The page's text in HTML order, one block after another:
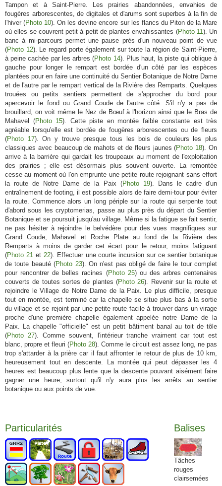
Tampon et à Saint-Pierre. Les prairies abandonnées, envahies de
fougères arborescentes, de digitales et d'arums sont superbes à la fin de
l'hiver (Photo 10). On les devine encore sur les flancs du Piton de la Mare
où elles se couvrent petit à petit de plantes envahissantes (Photo 11). Un
banc à mi-parcours permet une pause près d'un nouveau point de vue
(Photo 12). Le regard porte également sur toute la région de Saint-Pierre,
à peine cachée par les arbres (Photo 14). Plus haut, la piste qui oblique à
gauche pour longer le rempart est bordée d'un côté par les espèces
plantées pour en faire une continuité du Sentier Botanique de Notre Dame
et de l'autre par le rempart vertical de la Rivière des Remparts. Quelques
trouées ou petits sentiers permettent de s'approcher du bord pour
apercevoir le fond ou Grand Coude de l'autre côté. S'il n'y a pas de
brouillard, on voit même le Nez de Bœuf à l'horizon ainsi que le Bras de
Mahavel (Photo 15). Cette piste en montée faible constante est très
agréable lorsqu'elle est bordée de fougères arborescentes ou de fleurs
(Photo 17). On y trouve presque tous les bois de couleurs les plus
classiques avec beaucoup de mahots et de fleurs jaunes (Photo 18). On
arrive à la barrière qui gardait les troupeaux au moment de l'exploitation
des prairies ; elle est désormais plus souvent ouverte. La remontée
cesse au moment où l'on emprunte une petite route rejoignant sans effort
la route de Notre Dame de la Paix (Photo 19). Dans le cadre d'un
entraînement de footing, il est possible alors de faire demi-tour pour éviter
la route. Commence alors un long périple sur la route qui serpente tout
d'abord sous les cryptomerias, passe au plus près du départ du Sentier
Botanique et se poursuit jusqu'au village. Même si la fatigue se fait sentir,
ne pas hésiter à rejoindre le belvédère pour des vues magnifiques sur
Grand Coude, Mahavel et Roche Plate au fond de la Rivière des
Remparts à moins de garder cet écart pour le retour, moins fatiguant
(Photo 21 et 22). Effectuer une courte incursion sur ce sentier botanique
de toute beauté (Photo 23). On n'est pas obligé de faire le tour complet
pour rencontrer de belles racines (Photo 25) ou des arbres centenaires
couverts de toutes sortes de plantes (Photo 26). Revenir sur la route et
rejoindre le Village de Notre Dame de la Paix. Le plus difficile, presque
tout en montée, est terminé car la chapelle se situe plus bas à la sortie
du village et se rejoint par une petite route facile à trouver dans un virage
proche d'une première chapelle également appelée notre Dame de la
Paix. La chapelle "officielle" est un petit bâtiment banal au toit de tôle
(Photo 27). Comme souvent, l'intérieur tranche vraiment car tout est
blanc, propre et fleuri (Photo 28). Comme le circuit est assez long, ne pas
trop s'attarder à la prière car il faut affronter le retour de plus de 10 km,
heureusement tout en descente. La montée qui peut dépasser les 4
heures est beaucoup plus lente que la descente pouvant aisément faire
gagner une heure, surtout qu'il n'y aura plus les arrêts au sentier
botanique ou aux points de vue.
Particularités Balises
Tâches
rouges
clairsemées